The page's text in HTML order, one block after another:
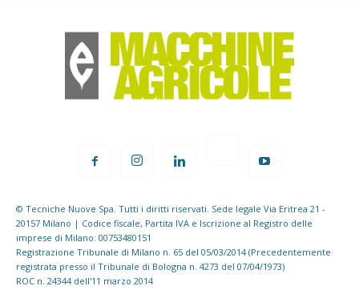
© Tecniche Nuove Spa. Tutti i diritti riservati. Sede legale Via Eritrea 21 -
20157 Milano | Codice fiscale, Partita IVA e Iscrizione al Registro delle
imprese di Milano: 00753480151
Registrazione Tribunale di Milano n. 65 del 05/03/2014 (Precedentemente
registrata presso il Tribunale di Bologna n. 4273 del 07/04/1973)
ROC n. 24344 dell'11 marzo 2014